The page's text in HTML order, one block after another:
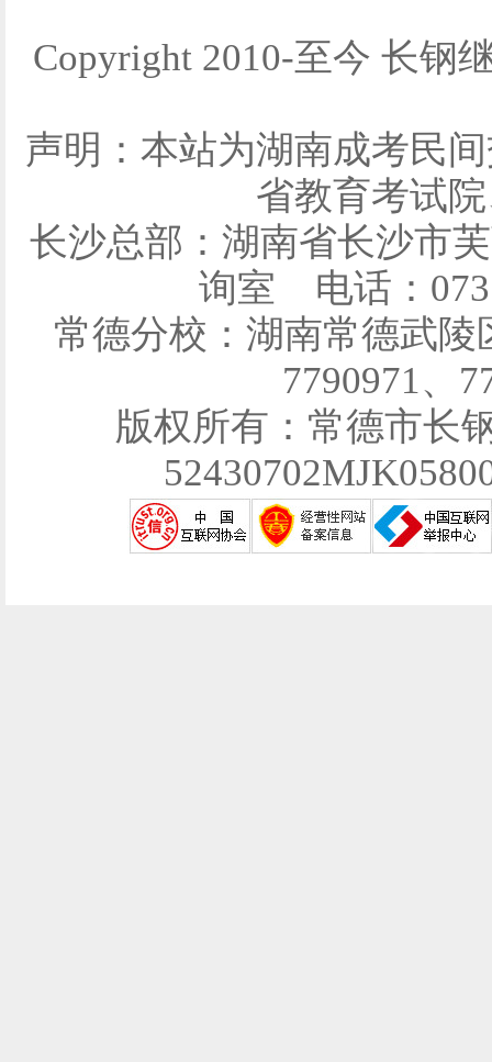
Copyright 2010-至今 长钢
声明：本站为湖南成考民
省教育考试
长沙总部：湖南省长沙市
询室 电话：
常德分校：湖南常德武
7790971、
版权所有：常德市